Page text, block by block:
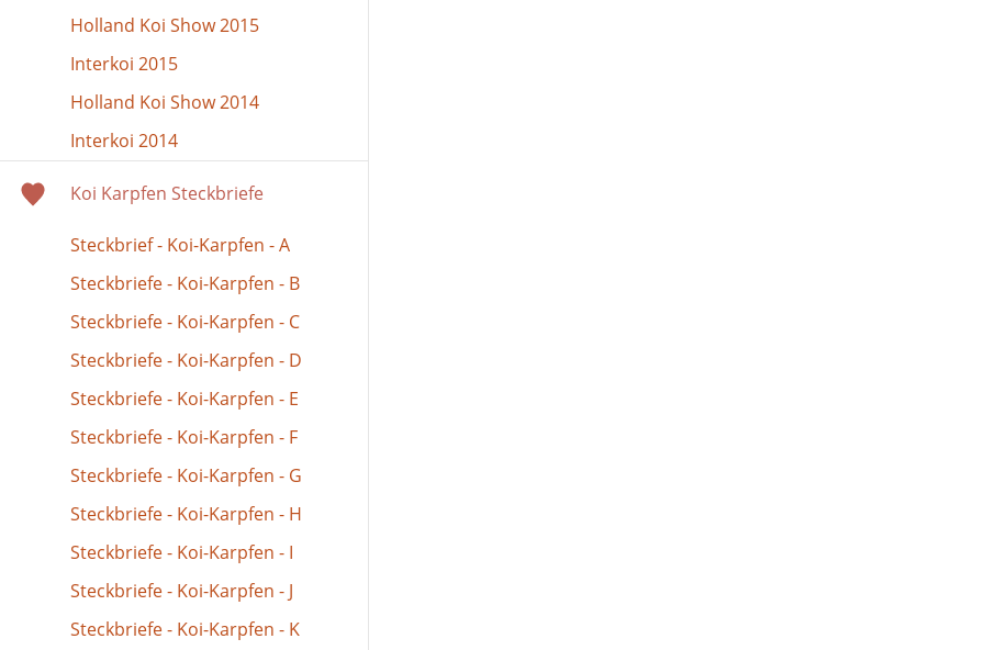
Holland Koi Show 2015
Interkoi 2015
Holland Koi Show 2014
Interkoi 2014
Koi Karpfen Steckbriefe
Steckbrief - Koi-Karpfen - A
Steckbriefe - Koi-Karpfen - B
Steckbriefe - Koi-Karpfen - C
Steckbriefe - Koi-Karpfen - D
Steckbriefe - Koi-Karpfen - E
Steckbriefe - Koi-Karpfen - F
Steckbriefe - Koi-Karpfen - G
Steckbriefe - Koi-Karpfen - H
Steckbriefe - Koi-Karpfen - I
Steckbriefe - Koi-Karpfen - J
Steckbriefe - Koi-Karpfen - K